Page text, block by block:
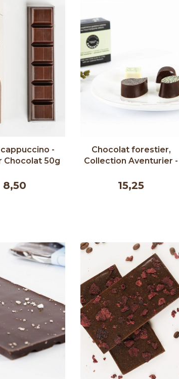
-
Chocolat 50g
8,50
Chocolat forestier,
Collection Aventurier -
15,25